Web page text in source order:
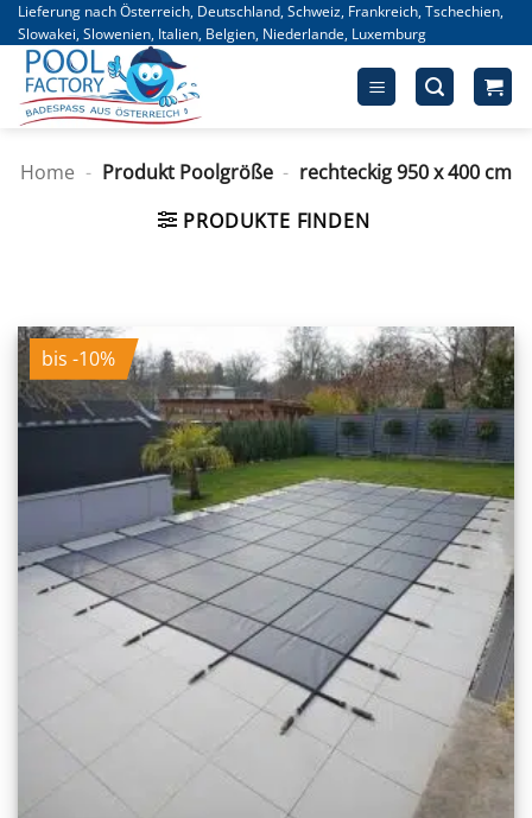
Zum
Inhalt
springen
Lieferung nach Österreich, Deutschland, Schweiz, Frankreich, Tschechien,
Slowakei, Slowenien, Italien, Belgien, Niederlande, Luxemburg
Home - Produkt Poolgröße - rechteckig 950 x 400 cm
PRODUKTE FINDEN
bis -10%